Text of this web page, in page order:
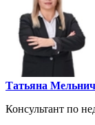
Татьяна
Консультант по